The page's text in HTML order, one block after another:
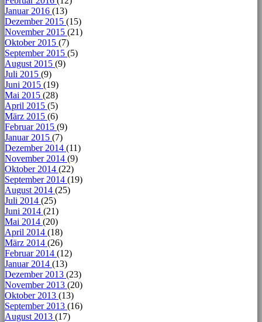
Januar 2016 (13)
Dezember 2015 (15)
November 2015 (21)
Oktober 2015 (7)
September 2015 (5)
August 2015 (9)
Juli 2015 (9)
Juni 2015 (19)
Mai 2015 (28)
April 2015 (5)
März 2015 (6)
Februar 2015 (9)
Januar 2015 (7)
Dezember 2014 (11)
November 2014 (9)
Oktober 2014 (22)
September 2014 (19)
August 2014 (25)
Juli 2014 (25)
Juni 2014 (21)
Mai 2014 (20)
April 2014 (18)
März 2014 (26)
Februar 2014 (12)
Januar 2014 (13)
Dezember 2013 (23)
November 2013 (20)
Oktober 2013 (13)
September 2013 (16)
August 2013 (17)